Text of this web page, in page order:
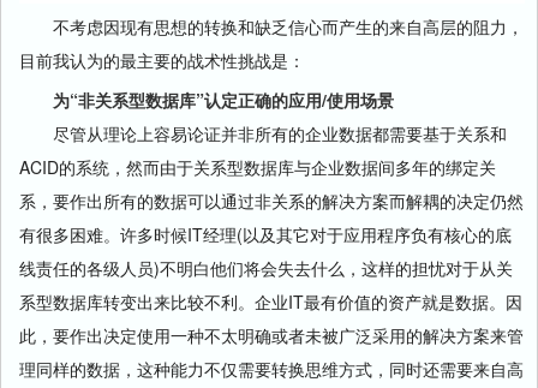
不考虑因现有思想的转换和缺乏信心而产生的来自高层的阻力，
目前我认为的最主要的战术性挑战是：
为“非关系型数据库”认定正确的应用/使用场景
尽管从理论上容易论证并非所有的企业数据都需要基于关系和
ACID的系统，然而由于关系型数据库与企业数据间多年的绑定关
系，要作出所有的数据可以通过非关系的解决方案而解耦的决定仍然
有很多困难。许多时候IT经理(以及其它对于应用程序负有核心的底
线责任的各级人员)不明白他们将会失去什么，这样的担忧对于从关
系型数据库转变出来比较不利。企业IT最有价值的资产就是数据。因
此，要作出决定使用一种不太明确或者未被广泛采用的解决方案来管
理同样的数据，这种能力不仅需要转换思维方式，同时还需要来自高